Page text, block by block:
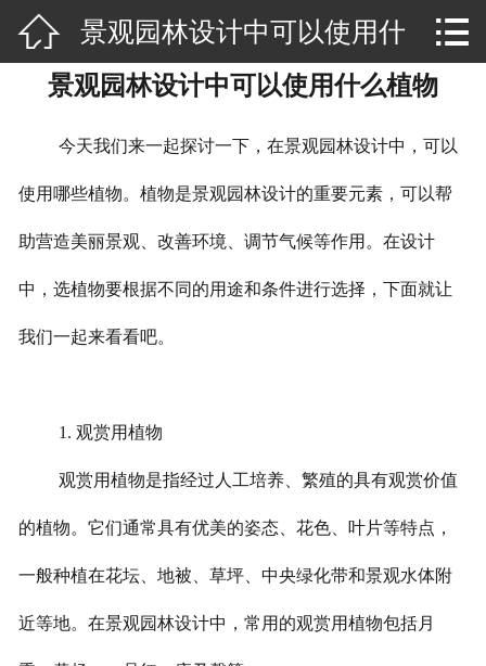
 网站首页
公司介绍
景观设计
品牌文化
空间设计
规划设计
视频专区
联系我们
工程案例
 景观园林设计中可以使用什
么植物

景观园林设计中可以使用什么植物
今天我们来一起探讨一下，在景观园林设计中，可以
使用哪些植物。植物是景观园林设计的重要元素，可以帮
助营造美丽景观、改善环境、调节气候等作用。在设计
中，选植物要根据不同的用途和条件进行选择，下面就让
我们一起来看看吧。
1. 观赏用植物
观赏用植物是指经过人工培养、繁殖的具有观赏价值
的植物。它们通常具有优美的姿态、花色、叶片等特点，
一般种植在花坛、地被、草坪、中央绿化带和景观水体附
近等地。在景观园林设计中，常用的观赏用植物包括月